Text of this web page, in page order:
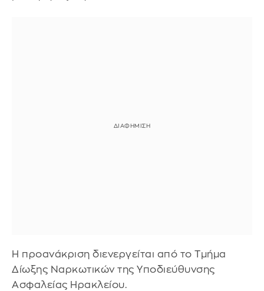
Η προανάκριση διενεργείται από το Τμήμα
Δίωξης Ναρκωτικών της Υποδιεύθυνσης
Ασφαλείας Ηρακλείου.